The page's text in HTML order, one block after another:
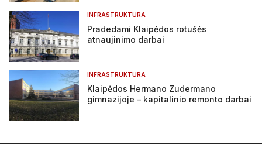
INFRASTRUKTURA
Pradedami Klaipėdos rotušės
atnaujinimo darbai
INFRASTRUKTURA
Klaipėdos Hermano Zudermano
gimnazijoje – kapitalinio remonto darbai